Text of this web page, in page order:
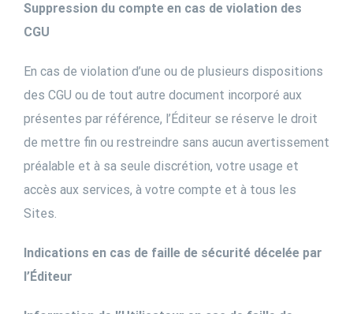
Suppression du compte en cas de violation des
CGU
En cas de violation d’une ou de plusieurs dispositions
des CGU ou de tout autre document incorporé aux
présentes par référence, l’Éditeur se réserve le droit
de mettre fin ou restreindre sans aucun avertissement
préalable et à sa seule discrétion, votre usage et
accès aux services, à votre compte et à tous les
Sites.
Indications en cas de faille de sécurité décelée par
l’Éditeur